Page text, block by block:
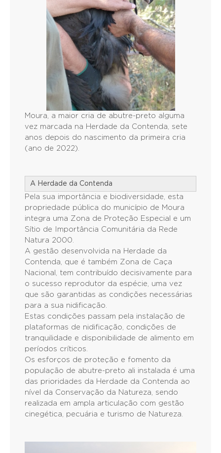
Moura, a maior cria de abutre-preto alguma
vez marcada na Herdade da Contenda, sete
anos depois do nascimento da primeira cria
(ano de 2022).
A Herdade da Contenda
Pela sua importância e biodiversidade, esta
propriedade pública do município de Moura
integra uma Zona de Proteção Especial e um
Sítio de Importância Comunitária da Rede
Natura 2000.
A gestão desenvolvida na Herdade da
Contenda, que é também Zona de Caça
Nacional, tem contribuído decisivamente para
o sucesso reprodutor da espécie, uma vez
que são garantidas as condições necessárias
para a sua nidificação.
Estas condições passam pela instalação de
plataformas de nidificação, condições de
tranquilidade e disponibilidade de alimento em
períodos críticos.
Os esforços de proteção e fomento da
população de abutre-preto ali instalada é uma
das prioridades da Herdade da Contenda ao
nível da Conservação da Natureza, sendo
realizada em ampla articulação com gestão
cinegética, pecuária e turismo de Natureza.